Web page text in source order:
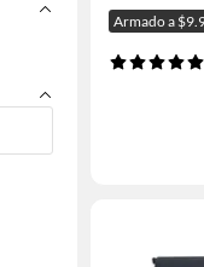
Armado a